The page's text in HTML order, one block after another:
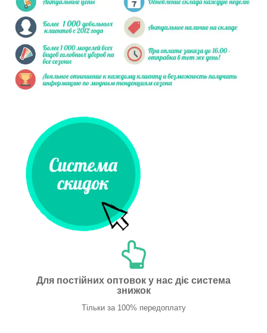
Для постійних оптовок у нас діє система
знижок
Тільки за 100% передоплату